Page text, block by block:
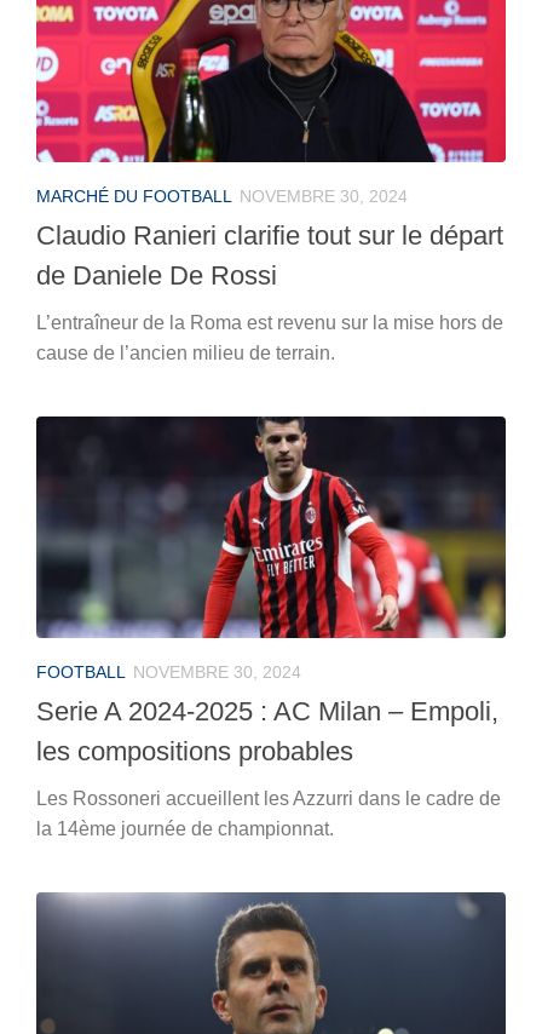
MARCHÉ DU FOOTBALL NOVEMBRE 30, 2024
Claudio Ranieri clarifie tout sur le départ
de Daniele De Rossi
L’entraîneur de la Roma est revenu sur la mise hors de
cause de l’ancien milieu de terrain.
FOOTBALL NOVEMBRE 30, 2024
Serie A 2024-2025 : AC Milan – Empoli,
les compositions probables
Les Rossoneri accueillent les Azzurri dans le cadre de
la 14ème journée de championnat.